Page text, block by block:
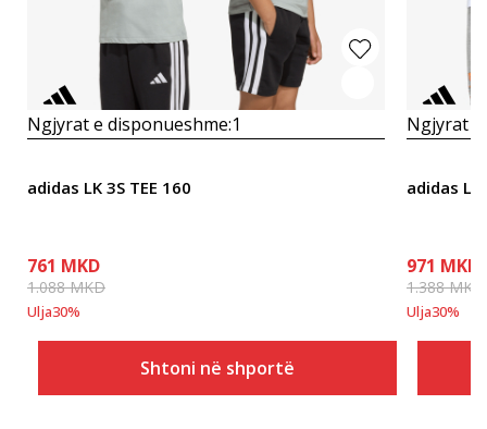
Ngjyrat e disponueshme:1
adidas LK 3S TEE 160
761 MKD
1.088MKD
Ulja30%
Shtoni në shportë
Ngjyrat e
adidas LK
971 MKD
1.388MKD
Ulja30%